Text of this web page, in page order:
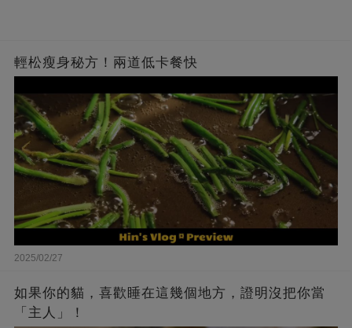
輕松瘦身秘方！兩道低卡餐快
2025/02/27
如果你的貓，喜歡睡在這幾個地方，證明沒把你當
「主人」！